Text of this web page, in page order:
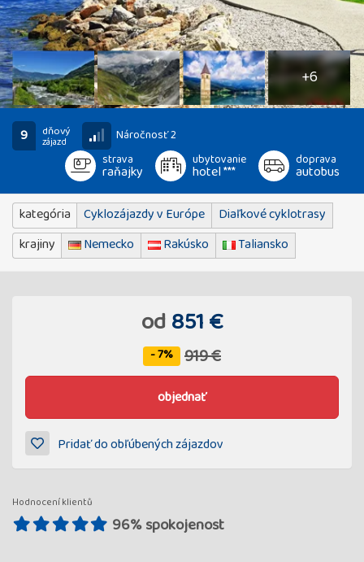
11
fotografií
+6
9 dňový
zájazd
Náročnosť 2
strava
raňajky
ubytovanie
hotel ***
doprava
autobus
kategória Cyklozájazdy v Európe
Diaľkové cyklotrasy
krajiny
Nemecko Rakúsko Taliansko
od851 €
- 7% 919 €
objednať
Pridať do obľúbených zájazdov
Hodnocení klientů
96% spokojenost